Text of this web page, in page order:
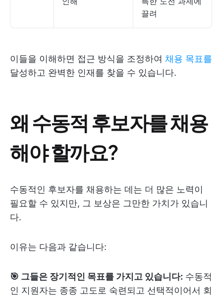
끌려
이들을 이해하면 접근 방식을 조정하여 채용 목표를
달성하고 완벽한 인재를 찾을 수 있습니다.
왜 수동적 후보자를 채용
해야 할까요?
수동적인 후보자를 채용하는 데는 더 많은 노력이
필요할 수 있지만, 그 보상은 그만한 가치가 있습니
다.
이유는 다음과 같습니다:
🎯 그들은 장기적인 목표를 가지고 있습니다: 수동적
인 지원자는 종종 고도로 숙련되고 선택적이어서 회